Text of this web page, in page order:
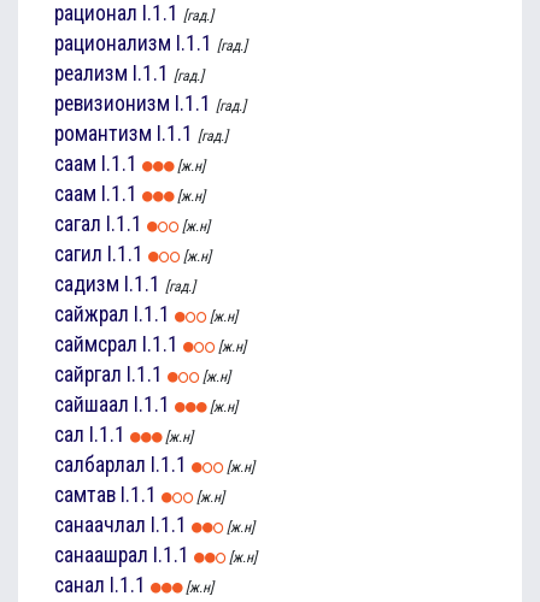
рационал I.1.1 [гад.]
рационализм I.1.1 [гад.]
реализм I.1.1 [гад.]
ревизионизм I.1.1 [гад.]
романтизм I.1.1 [гад.]
саам I.1.1 [ж.н]
саам I.1.1 [ж.н]
сагал I.1.1 [ж.н]
сагил I.1.1 [ж.н]
садизм I.1.1 [гад.]
сайжрал I.1.1 [ж.н]
саймсрал I.1.1 [ж.н]
сайргал I.1.1 [ж.н]
сайшаал I.1.1 [ж.н]
сал I.1.1 [ж.н]
салбарлал I.1.1 [ж.н]
самтав I.1.1 [ж.н]
санаачлал I.1.1 [ж.н]
санаашрал I.1.1 [ж.н]
санал I.1.1 [ж.н]